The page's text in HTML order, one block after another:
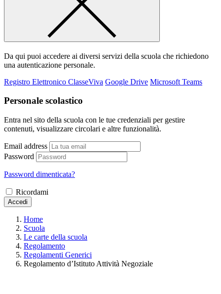
Da qui puoi accedere ai diversi servizi della scuola che richiedono
una autenticazione personale.
Registro Elettronico ClasseViva Google Drive Microsoft Teams
Personale scolastico
Entra nel sito della scuola con le tue credenziali per gestire
contenuti, visualizzare circolari e altre funzionalità.
Email address
Password
Password dimenticata?
Ricordami
Accedi
Home
Scuola
Le carte della scuola
Regolamento
Regolamenti Generici
Regolamento d’Istituto Attività Negoziale